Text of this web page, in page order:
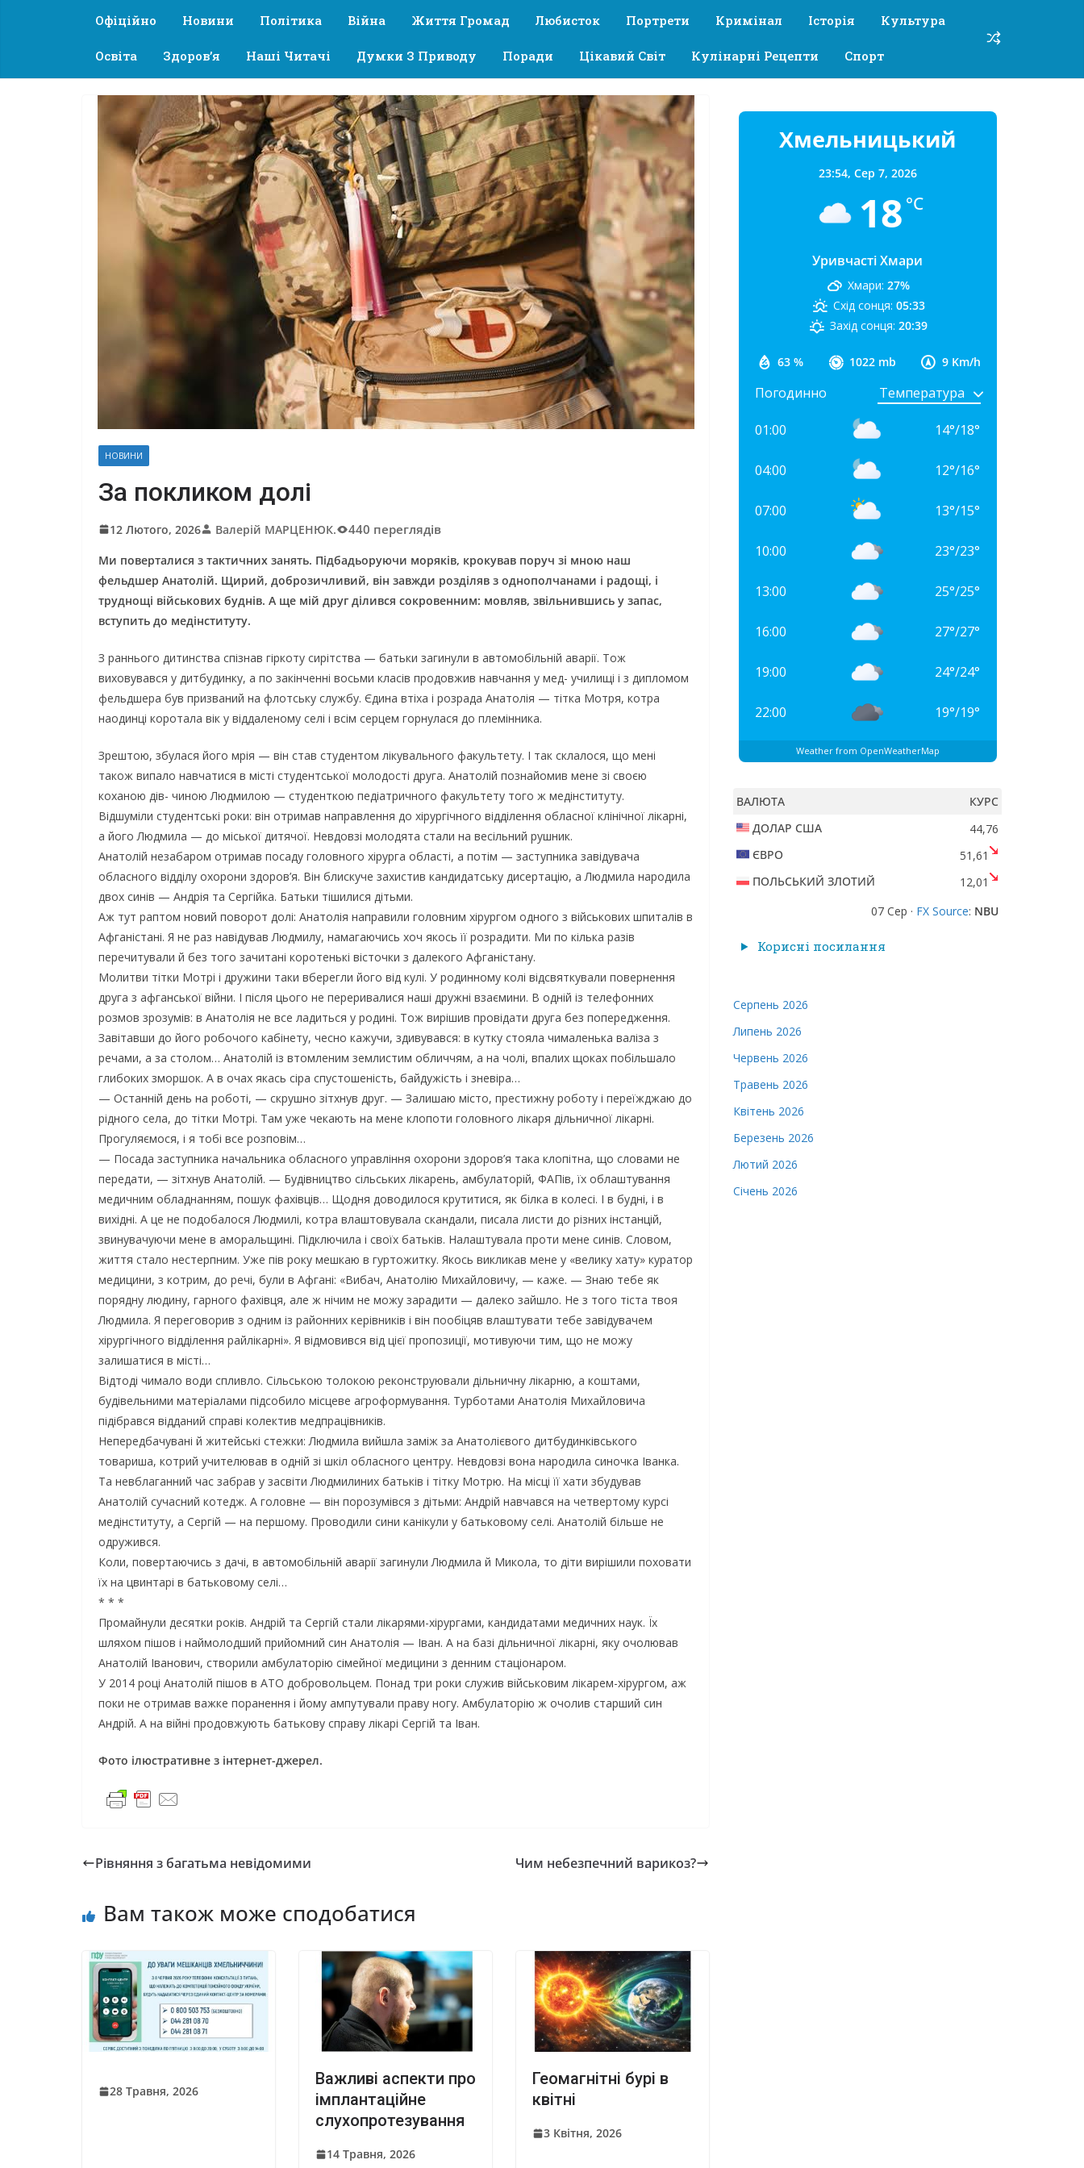
Офіційно Новини Політика Війна Життя Громад Любисток Портрети Кримінал Історія Культура
Освіта Здоров’я Наші Читачі Думки З Приводу Поради Цікавий Світ Кулінарні Рецепти Спорт
НОВИНИ
За покликом долі
12 Лютого, 2026 Валерій МАРЦЕНЮК. 440 переглядів
Ми поверталися з тактичних занять. Підбадьоруючи моряків, крокував поруч зі мною наш
фельдшер Анатолій. Щирий, доброзичливий, він завжди розділяв з однополчанами і радощі, і
труднощі військових буднів. А ще мій друг ділився сокровенним: мовляв, звільнившись у запас,
вступить до медінституту.
З раннього дитинства спізнав гіркоту сирітства — батьки загинули в автомобільній аварії. Тож
виховувався у дитбудинку, а по закінченні восьми класів продовжив навчання у мед- училищі і з дипломом
фельдшера був призваний на флотську службу. Єдина втіха і розрада Анатолія — тітка Мотря, котра
наодинці коротала вік у віддаленому селі і всім серцем горнулася до племінника.
Зрештою, збулася його мрія — він став студентом лікувального факультету. І так склалося, що мені
також випало навчатися в місті студентської молодості друга. Анатолій познайомив мене зі своєю
коханою дів- чиною Людмилою — студенткою педіатричного факультету того ж медінституту.
Відшуміли студентські роки: він отримав направлення до хірургічного відділення обласної клінічної лікарні,
а його Людмила — до міської дитячої. Невдовзі молодята стали на весільний рушник.
Анатолій незабаром отримав посаду головного хірурга області, а потім — заступника завідувача
обласного відділу охорони здоров’я. Він блискуче захистив кандидатську дисертацію, а Людмила народила
двох синів — Андрія та Сергійка. Батьки тішилися дітьми.
Аж тут раптом новий поворот долі: Анатолія направили головним хірургом одного з військових шпиталів в
Афганістані. Я не раз навідував Людмилу, намагаючись хоч якось її розрадити. Ми по кілька разів
перечитували й без того зачитані коротенькі вісточки з далекого Афганістану.
Молитви тітки Мотрі і дружини таки вберегли його від кулі. У родинному колі відсвяткували повернення
друга з афганської війни. І після цього не переривалися наші дружні взаємини. В одній із телефонних
розмов зрозумів: в Анатолія не все ладиться у родині. Тож вирішив провідати друга без попередження.
Завітавши до його робочого кабінету, чесно кажучи, здивувався: в кутку стояла чималенька валіза з
речами, а за столом… Анатолій із втомленим землистим обличчям, а на чолі, впалих щоках побільшало
глибоких зморшок. А в очах якась сіра спустошеність, байдужість і зневіра…
— Останній день на роботі, — скрушно зітхнув друг. — Залишаю місто, престижну роботу і переїжджаю до
рідного села, до тітки Мотрі. Там уже чекають на мене клопоти головного лікаря дільничної лікарні.
Прогуляємося, і я тобі все розповім…
— Посада заступника начальника обласного управління охорони здоров’я така клопітна, що словами не
передати, — зітхнув Анатолій. — Будівництво сільських лікарень, амбулаторій, ФАПів, їх облаштування
медичним обладнанням, пошук фахівців… Щодня доводилося крутитися, як білка в колесі. І в будні, і в
вихідні. А це не подобалося Людмилі, котра влаштовувала скандали, писала листи до різних інстанцій,
звинувачуючи мене в аморальщині. Підключила і своїх батьків. Налаштувала проти мене синів. Словом,
життя стало нестерпним. Уже пів року мешкаю в гуртожитку. Якось викликав мене у «велику хату» куратор
медицини, з котрим, до речі, були в Афгані: «Вибач, Анатолію Михайловичу, — каже. — Знаю тебе як
порядну людину, гарного фахівця, але ж нічим не можу зарадити — далеко зайшло. Не з того тіста твоя
Людмила. Я переговорив з одним із районних керівників і він пообіцяв влаштувати тебе завідувачем
хірургічного відділення райлікарні». Я відмовився від цієї пропозиції, мотивуючи тим, що не можу
залишатися в місті…
Відтоді чимало води спливло. Сільською толокою реконструювали дільничну лікарню, а коштами,
будівельними матеріалами підсобило місцеве агроформування. Турботами Анатолія Михайловича
підібрався відданий справі колектив медпрацівників.
Непередбачувані й житейські стежки: Людмила вийшла заміж за Анатолієвого дитбудинківського
товариша, котрий учителював в одній зі шкіл обласного центру. Невдовзі вона народила синочка Іванка.
Та невблаганний час забрав у засвіти Людмилиних батьків і тітку Мотрю. На місці її хати збудував
Анатолій сучасний котедж. А головне — він порозумівся з дітьми: Андрій навчався на четвертому курсі
медінституту, а Сергій — на першому. Проводили сини канікули у батьковому селі. Анатолій більше не
одружився.
Коли, повертаючись з дачі, в автомобільній аварії загинули Людмила й Микола, то діти вирішили поховати
їх на цвинтарі в батьковому селі…
* * *
Промайнули десятки років. Андрій та Сергій стали лікарями-хірургами, кандидатами медичних наук. Їх
шляхом пішов і наймолодший прийомний син Анатолія — Іван. А на базі дільничної лікарні, яку очолював
Анатолій Іванович, створили амбулаторію сімейної медицини з денним стаціонаром.
У 2014 році Анатолій пішов в АТО добровольцем. Понад три роки служив військовим лікарем-хірургом, аж
поки не отримав важке поранення і йому ампутували праву ногу. Амбулаторію ж очолив старший син
Андрій. А на війні продовжують батькову справу лікарі Сергій та Іван.
Фото ілюстративне з інтернет-джерел.
Рівняння з багатьма невідомими Чим небезпечний варикоз?
Вам також може сподобатися
28 Травня, 2026
Важливі аспекти про
імплантаційне
слухопротезування
14 Травня, 2026
Геомагнітні бурі в
квітні
3 Квітня, 2026
Хмельницький
23:54, Сер 7, 2026
18 °C
Уривчасті Хмари
63 % 1022 mb 9 Km/h
Хмари: 27%
Схід сонця: 05:33
Захід сонця: 20:39
Погодинно
01:00 14°/18°
04:00 12°/16°
07:00 13°/15°
10:00 23°/23°
13:00 25°/25°
16:00 27°/27°
19:00 24°/24°
22:00 19°/19°
Weather from OpenWeatherMap
ВАЛЮТА
КУРС
ДОЛАР США
44,76
ЄВРО
51,61
ПОЛЬСЬКИЙ ЗЛОТИЙ
12,01
07 Сер · FX Source: NBU
Корисні посилання
Серпень 2026
Липень 2026
Червень 2026
Травень 2026
Квітень 2026
Березень 2026
Лютий 2026
Січень 2026